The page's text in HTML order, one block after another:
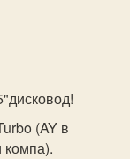
(AY в
компа).